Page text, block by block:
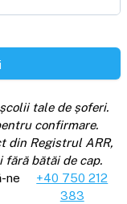
tale de șoferi.
confirmare.
din Registrul ARR,
bătăi de cap.
ne
+40 750 212
383